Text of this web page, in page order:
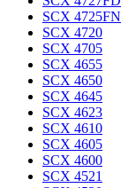
SCX 4725FN
SCX 4720
SCX 4705
SCX 4655
SCX 4650
SCX 4645
SCX 4623
SCX 4610
SCX 4605
SCX 4600
SCX 4521